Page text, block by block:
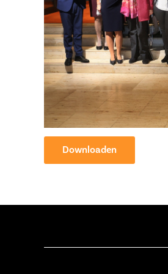
Downloaden